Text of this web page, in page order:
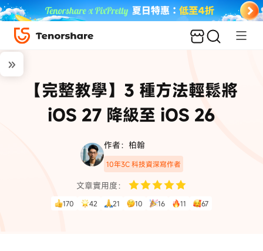
【完整教學】3 種方法輕鬆將
iOS 27 降級至 iOS 26
作者：柏翰
10年3C 科技資深寫作者
文章實用度：
170 42 21 10 16 11 67